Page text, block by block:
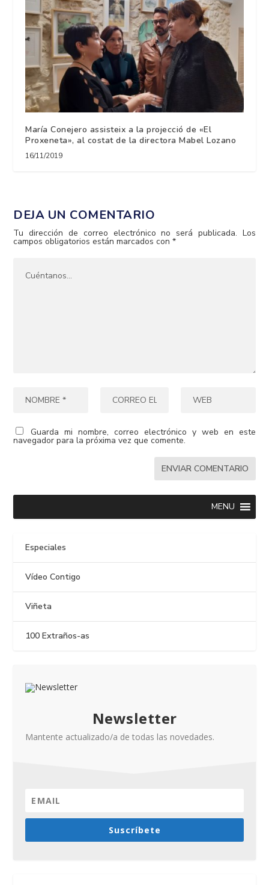
María Conejero assisteix a la projecció de «El
Proxeneta», al costat de la directora Mabel Lozano
16/11/2019
DEJA UN COMENTARIO
Tu dirección de correo electrónico no será publicada. Los
campos obligatorios están marcados con*
Guarda mi nombre, correo electrónico y web en este
navegador para la próxima vez que comente.
MENU
Especiales
Vídeo Contigo
Viñeta
100 Extraños-as
Newsletter
Mantente actualizado/a de todas las novedades.
Suscríbete